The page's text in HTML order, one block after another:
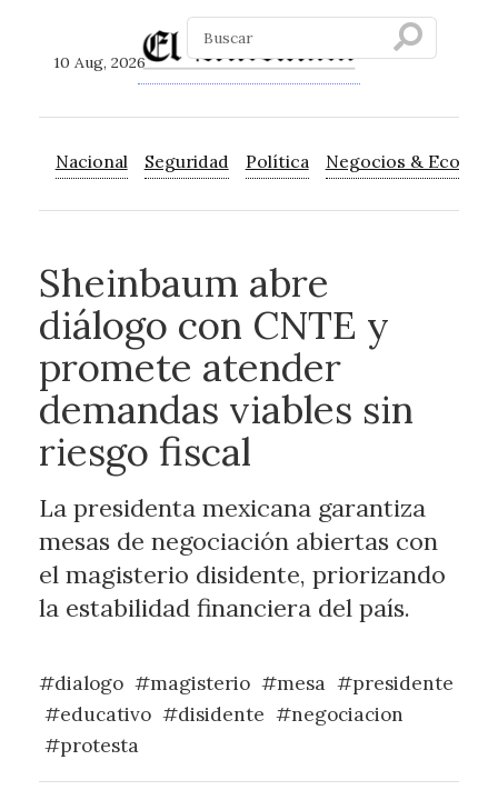
10 Aug, 2026
Nacional Seguridad Política Negocios &
Sheinbaum abre
diálogo con CNTE y
promete atender
demandas viables sin
riesgo fiscal
La presidenta mexicana garantiza
mesas de negociación abiertas con
el magisterio disidente, priorizando
la estabilidad financiera del país.
#dialogo #magisterio #mesa #presidente
#educativo #disidente #negociacion
#protesta